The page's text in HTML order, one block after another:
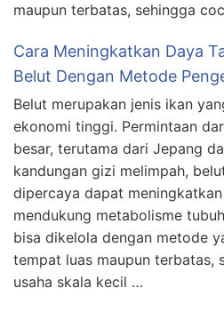
maupun terbatas, sehingga
Cara Meningkatkan Daya
Belut Dengan Metode
Belut merupakan jenis ikan
ekonomi tinggi. Permintaan
besar, terutama dari Jepang
kandungan gizi melimpah,
dipercaya dapat
mendukung metabolisme
bisa dikelola dengan metode
tempat luas maupun terbatas,
usaha skala kecil …